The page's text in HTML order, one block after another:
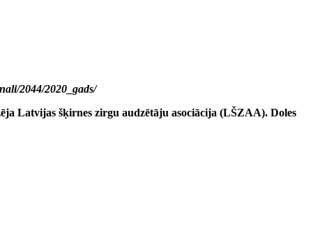
2044/2020_gads/
Latvijas šķirnes zirgu audzētāju asociācija (LŠZAA). Doles